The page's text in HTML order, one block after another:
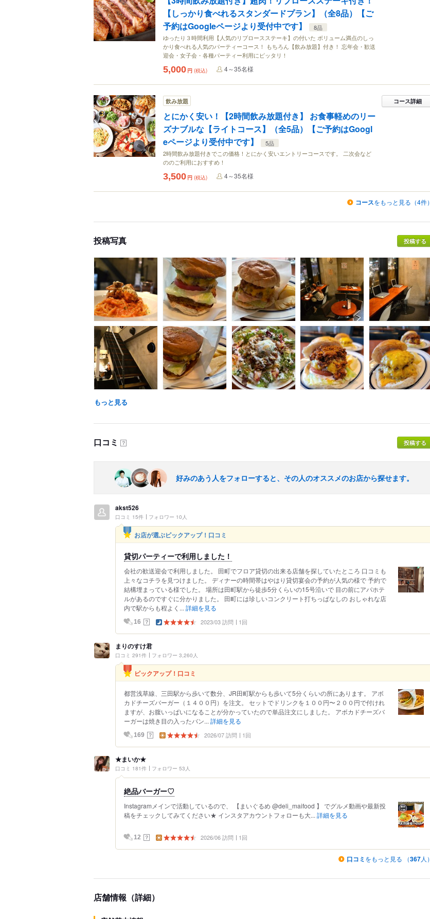
【しっかり食べれるスタンダードプラン】（全8品）【ご
予約はGoogleページより受付中です】
8品
ゆったり３時間利用【人気のリブロースステーキ】の付いた ボリューム満点のしっ
かり食べれる人気のパーティーコース！ もちろん【飲み放題】付き！ 忘年会・歓送
迎会・女子会・各種パーティー利用にピッタリ！
5,000 円 (税込) 4～35名様
飲み放題
とにかく安い！【2時間飲み放題付き】 お食事軽めのリー
ズナブルな【ライトコース】（全5品）【ご予約はGoogl
eページより受付中です】
5品
2時間飲み放題付きでこの価格！とにかく安いエントリーコースです。 二次会など
ののご利用におすすめ！
コース詳細
3,500 円 (税込) 4～35名様
コースをもっと見る（4件）
投稿写真 投稿する
もっと見る
口コミ ？ 投稿する
好みのあう人をフォローすると、その人のオススメのお店から探せます。
akst526
口コミ 15件 フォロワー 10人
お店が選ぶピックアップ！口コミ
貸切パーティーで利用しました！
会社の歓送迎会で利用しました。 田町でフロア貸切の出来る店舗を探していたところ 口コミも
上々なコチラを見つけました。 ディナーの時間帯はやはり貸切宴会の予約が人気の様で 予約で
結構埋まっている様でした。 場所は田町駅から徒歩5分くらいの15号沿いで 目の前にアパホテ
ルがあるのですぐに分かりました。 田町には珍しいコンクリート打ちっぱなしの おしゃれな店
内で駅からも程よく... 詳細を見る
16 ？ 2023/03 訪問 1回
まりのすけ君
口コミ 291件 フォロワー 3,260人
ピックアップ！口コミ
都営浅草線、三田駅から歩いて数分、JR田町駅からも歩いて5分くらいの所にあります。 アボ
カドチーズバーガー（１４００円）を注文。 セットでドリンクを１００円〜２００円で付けれ
ますが、お腹いっぱいになることが分かっていたので単品注文にしました。 アボカドチーズバ
ーガーは焼き目の入ったバン... 詳細を見る
169 ？ 2026/07 訪問 1回
★まいか★
口コミ 181件 フォロワー 53人
絶品バーガー♡
Instagramメインで活動しているので、 【まいぐるめ @deli_maifood 】 でグルメ動画や最新投
稿をチェックしてみてください★ インスタアカウントフォローも大... 詳細を見る
12 ？ 2026/06 訪問 1回
口コミ をもっと見る （367人）
店舗情報（詳細）